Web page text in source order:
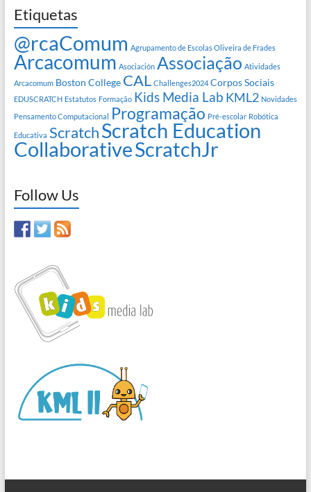
Etiquetas
@rcaComum Agrupamento de Escolas Oliveira de Frades
Arcacomum Asociación Associação Atividades
Arcacomum Boston College CAL Challenges2024 Corpos Sociais
EDUSCRATCH Estatutos Formação Kids Media Lab KML2 Novidades
Pensamento Computacional
Programação Pré-escolar Robótica
Educativa ScratchScratch Education
CollaborativeScratchJr
Follow Us